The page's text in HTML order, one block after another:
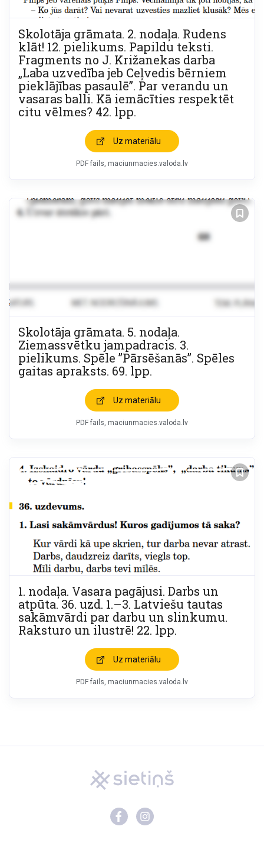
Skolotāja grāmata. 2. nodaļa. Rudens
klāt! 12. pielikums. Papildu teksti.
Fragments no J. Križanekas darba
„Laba uzvedība jeb Ceļvedis bērniem
pieklājības pasaulē”. Par verandu un
vasaras balli. Kā iemācīties respektēt
citu vēlmes? 42. lpp.
Uz materiālu
PDF fails, maciunmacies.valoda.lv
Skolotāja grāmata. 5. nodaļa.
Ziemassvētku jampadracis. 3.
pielikums. Spēle ”Pārsēšanās”. Spēles
gaitas apraksts. 69. lpp.
Uz materiālu
PDF fails, maciunmacies.valoda.lv
1. nodaļa. Vasara pagājusi. Darbs un
atpūta. 36. uzd. 1.–3. Latviešu tautas
sakāmvārdi par darbu un slinkumu.
Raksturo un ilustrē! 22. lpp.
Uz materiālu
PDF fails, maciunmacies.valoda.lv